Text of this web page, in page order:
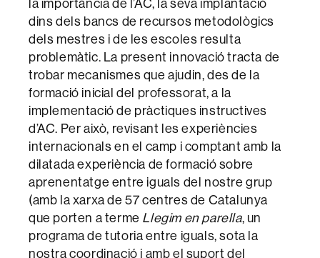
dins dels bancs de recursos metodològics
dels mestres i de les escoles resulta
problemàtic. La present innovació tracta de
trobar mecanismes que ajudin, des de la
formació inicial del professorat, a la
implementació de pràctiques instructives
d’AC. Per això, revisant les experiències
internacionals en el camp i comptant amb la
dilatada experiència de formació sobre
aprenentatge entre iguals del nostre grup
(amb la xarxa de 57 centres de Catalunya
que porten a terme Llegim en parella, un
programa de tutoria entre iguals, sota la
nostra coordinació i amb el suport del